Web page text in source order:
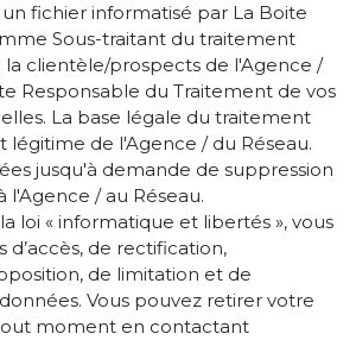
fichier informatisé par La Boite
Sous-traitant du traitement
clientèle/prospects de l'Agence /
Responsable du Traitement de vos
La base légale du traitement
légitime de l'Agence / du Réseau.
jusqu'à demande de suppression
l'Agence / au Réseau.
loi « informatique et libertés », vous
d’accès, de rectification,
de limitation et de
Vous pouvez retirer votre
moment en contactant